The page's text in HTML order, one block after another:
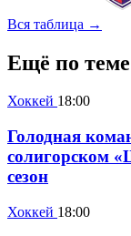
Вся таблица →
Ещё по теме
Хоккей 18:00
Голодная
солигорском
сезон
Хоккей 18:00